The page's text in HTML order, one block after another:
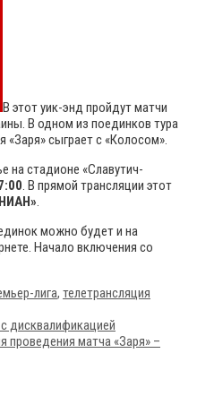
В этот уик-энд пройдут матчи
В одном из поединков тура
«Заря» сыграет с «Колосом».
на стадионе «Славутич-
. В прямой трансляции этот
.
можно будет и на
Начало включения со
лига, телетрансляция
дисквалификацией
проведения матча «Заря» –